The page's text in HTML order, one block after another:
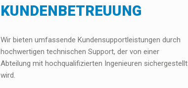
KUNDENBETREUUNG
Wir bieten umfassende Kundensupportleistungen durch
hochwertigen technischen Support, der von einer
Abteilung mit hochqualifizierten Ingenieuren sichergestellt
wird.